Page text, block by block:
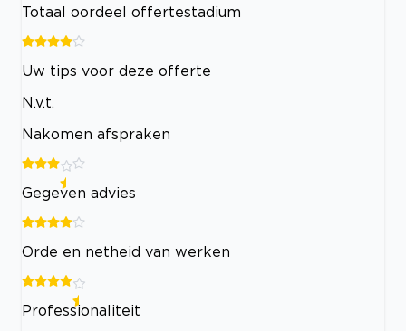
Totaal oordeel offertestadium
Uw tips voor deze offerte
N.v.t.
Nakomen afspraken
Gegeven advies
Orde en netheid van werken
Professionaliteit